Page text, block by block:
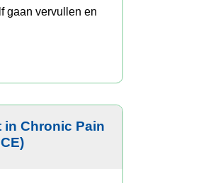
gaan vervullen en
in Chronic Pain